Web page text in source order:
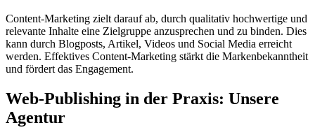
Content-Marketing zielt darauf ab, durch qualitativ hochwertige und
relevante Inhalte eine Zielgruppe anzusprechen und zu binden. Dies
kann durch Blogposts, Artikel, Videos und Social Media erreicht
werden. Effektives Content-Marketing stärkt die Markenbekanntheit
und fördert das Engagement.
Web-Publishing in der Praxis: Unsere
Agentur